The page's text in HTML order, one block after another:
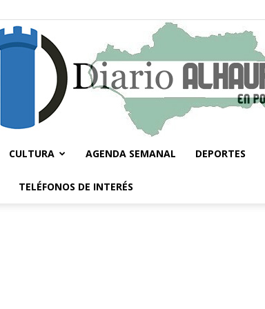
CULTURA AGENDA SEMANAL DEPORTES
TELÉFONOS DE INTERÉS